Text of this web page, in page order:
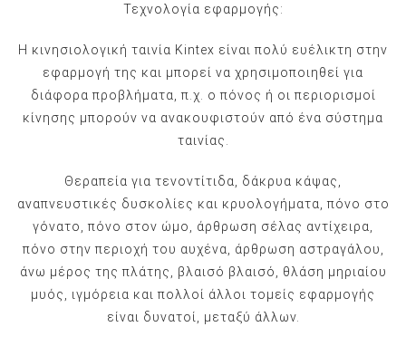
Τεχνολογία εφαρμογής:
Η κινησιολογική ταινία Kintex είναι πολύ ευέλικτη στην
εφαρμογή της και μπορεί να χρησιμοποιηθεί για
διάφορα προβλήματα, π.χ. ο πόνος ή οι περιορισμοί
κίνησης μπορούν να ανακουφιστούν από ένα σύστημα
ταινίας.
Θεραπεία για τενοντίτιδα, δάκρυα κάψας,
αναπνευστικές δυσκολίες και κρυολογήματα, πόνο στο
γόνατο, πόνο στον ώμο, άρθρωση σέλας αντίχειρα,
πόνο στην περιοχή του αυχένα, άρθρωση αστραγάλου,
άνω μέρος της πλάτης, βλαισό βλαισό, θλάση μηριαίου
μυός, ιγμόρεια και πολλοί άλλοι τομείς εφαρμογής
είναι δυνατοί, μεταξύ άλλων.